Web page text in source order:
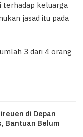
terhadap keluarga
jasad itu pada
3 dari 4 orang
di Depan
Bantuan Belum